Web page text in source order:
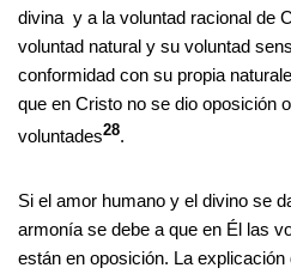
divina y a la voluntad racional de
voluntad natural y su voluntad
conformidad con su propia
que en Cristo no se dio oposición
voluntades28.
Si el amor humano y el divino se
armonía se debe a que en Él las
están en oposición. La